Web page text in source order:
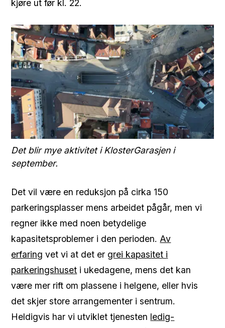
kjøre ut før kl. 22.
Det blir mye aktivitet i KlosterGarasjen i
september.
Det vil være en reduksjon på cirka 150
parkeringsplasser mens arbeidet pågår, men vi
regner ikke med noen betydelige
kapasitetsproblemer i den perioden. Av
erfaring vet vi at det er grei kapasitet i
parkeringshuset i ukedagene, mens det kan
være mer rift om plassene i helgene, eller hvis
det skjer store arrangementer i sentrum.
Heldigvis har vi utviklet tjenesten ledig-